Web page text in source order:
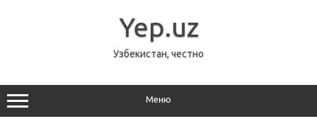
Yep.uz
Узбекистан, честно
Меню